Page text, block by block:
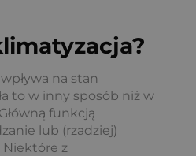
na stan
to w inny sposób niż w
funkcją
lub (rzadziej)
z